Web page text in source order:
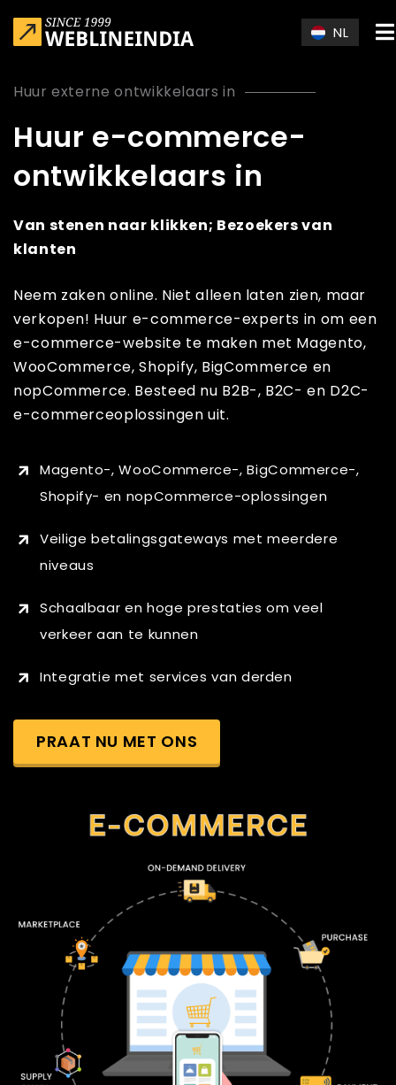
NL
Huur externe ontwikkelaars in
Huur e-commerce-
ontwikkelaars in
Van stenen naar klikken; Bezoekers van
klanten
Neem zaken online. Niet alleen laten zien, maar
verkopen! Huur e-commerce-experts in om een ​​
e-commerce-website te maken met Magento,
WooCommerce, Shopify, BigCommerce en
nopCommerce. Besteed nu B2B-, B2C- en D2C-
e-commerceoplossingen uit.
Magento-, WooCommerce-, BigCommerce-,
Shopify- en nopCommerce-oplossingen
Veilige betalingsgateways met meerdere
niveaus
Schaalbaar en hoge prestaties om veel
verkeer aan te kunnen
Integratie met services van derden
PRAAT NU MET ONS